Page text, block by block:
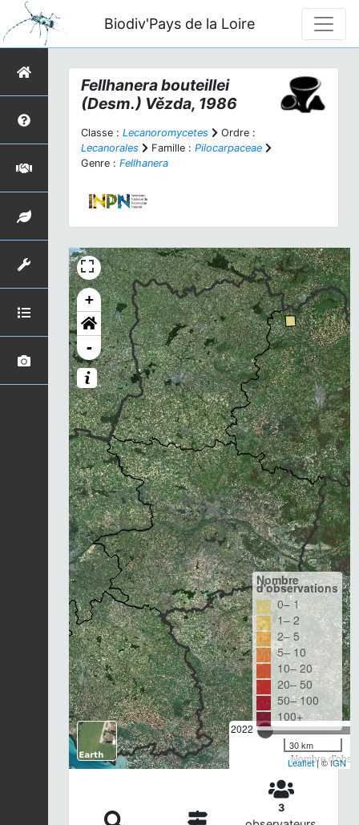
Biodiv'Pays de la Loire
Fellhanera bouteillei
(Desm.) Vězda, 1986
Classe : Lecanoromycetes
Ordre :
Lecanorales
Famille : Pilocarpaceae
Genre : Fellhanera
+
-
2022
Nombre
Nombre
d'observations
0– 1
1– 2
2– 5
5– 10
10– 20
20– 50
50– 100
100+
30 km
Leaflet| ©IGN
3